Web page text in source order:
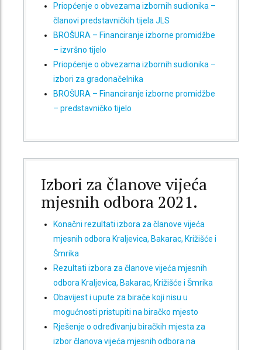
Priopćenje o obvezama izbornih sudionika –
članovi predstavničkih tijela JLS
BROŠURA – Financiranje izborne promidžbe
– izvršno tijelo
Priopćenje o obvezama izbornih sudionika –
izbori za gradonačelnika
BROŠURA – Financiranje izborne promidžbe
– predstavničko tijelo
Izbori za članove vijeća
mjesnih odbora 2021.
Konačni rezultati izbora za članove vijeća
mjesnih odbora Kraljevica, Bakarac, Križišće i
Šmrika
Rezultati izbora za članove vijeća mjesnih
odbora Kraljevica, Bakarac, Križišće i Šmrika
Obavijest i upute za birače koji nisu u
mogućnosti pristupiti na biračko mjesto
Rješenje o određivanju biračkih mjesta za
izbor članova vijeća mjesnih odbora na